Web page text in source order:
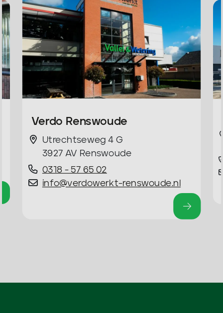
Verdo Renswoude
Utrechtseweg 4 G
3927 AV Renswoude
0318 - 57 65 02
info@verdowerkt-renswoude.nl